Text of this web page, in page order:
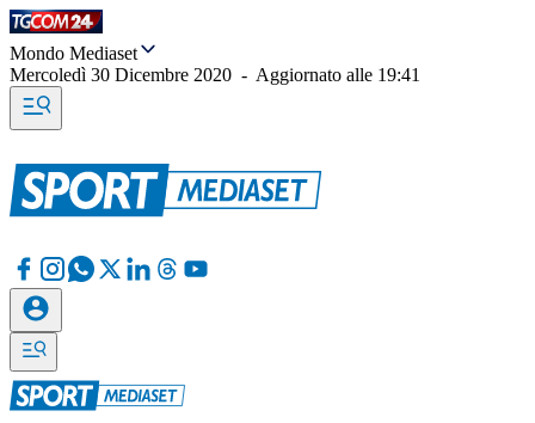
Mondo Mediaset
Mercoledì 30 Dicembre 2020 - Aggiornato alle 19:41